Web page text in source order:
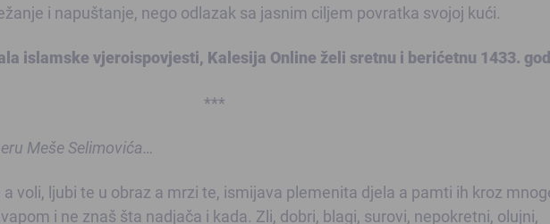
i napuštanje, nego odlazak sa jasnim ciljem povratka svojoj kući.
islamske vjeroispovjesti, Kalesija Online želi sretnu i berićetnu 1433.
***
Meše Selimovića…
voli, ljubi te u obraz a mrzi te, ismijava plemenita djela a pamti ih kroz
i ne znaš šta nadjača i kada. Zli, dobri, blagi, surovi, nepokretni, olujni,